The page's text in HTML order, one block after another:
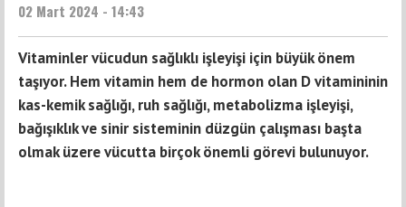
02 Mart 2024 - 14:43
Vitaminler vücudun sağlıklı işleyişi için büyük önem
taşıyor. Hem vitamin hem de hormon olan D vitamininin
kas-kemik sağlığı, ruh sağlığı, metabolizma işleyişi,
bağışıklık ve sinir sisteminin düzgün çalışması başta
olmak üzere vücutta birçok önemli görevi bulunuyor.